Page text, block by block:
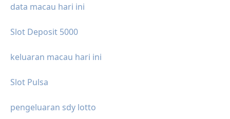
data macau hari ini
Slot Deposit 5000
keluaran macau hari ini
Slot Pulsa
pengeluaran sdy lotto